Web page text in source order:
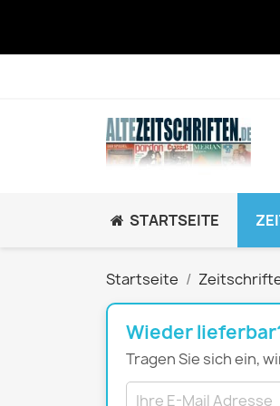
STARTSEITE
Startseite
Wieder
Tragen Sie sich ein,